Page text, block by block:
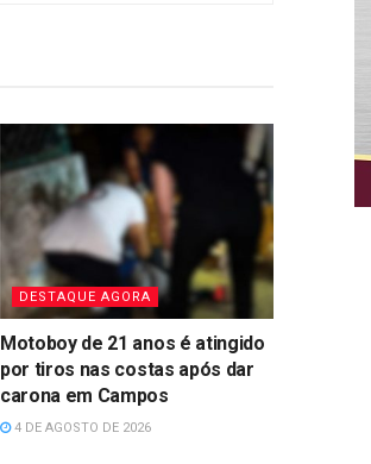
DESTAQUE AGORA
Motoboy de 21 anos é atingido
por tiros nas costas após dar
carona em Campos
4 DE AGOSTO DE 2026